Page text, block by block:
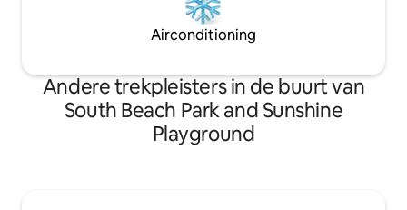
Airconditioning
Andere trekpleisters in de buurt van
South Beach Park and Sunshine
Playground